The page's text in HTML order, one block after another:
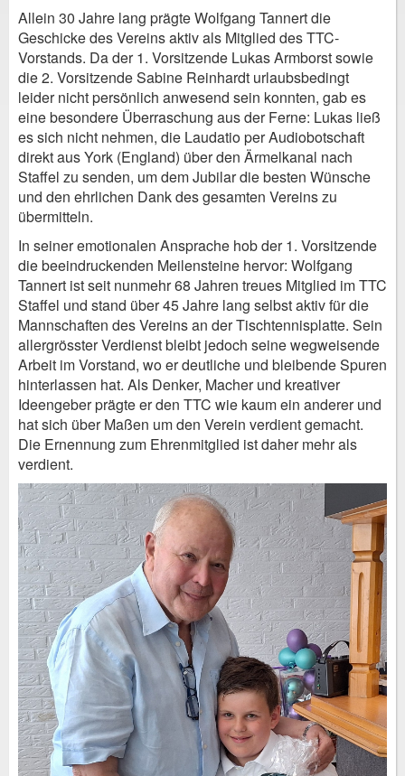
Allein 30 Jahre lang prägte Wolfgang Tannert die
Geschicke des Vereins aktiv als Mitglied des TTC-
Vorstands. Da der 1. Vorsitzende Lukas Armborst sowie
die 2. Vorsitzende Sabine Reinhardt urlaubsbedingt
leider nicht persönlich anwesend sein konnten, gab es
eine besondere Überraschung aus der Ferne: Lukas ließ
es sich nicht nehmen, die Laudatio per Audiobotschaft
direkt aus York (England) über den Ärmelkanal nach
Staffel zu senden, um dem Jubilar die besten Wünsche
und den ehrlichen Dank des gesamten Vereins zu
übermitteln.
In seiner emotionalen Ansprache hob der 1. Vorsitzende
die beeindruckenden Meilensteine hervor: Wolfgang
Tannert ist seit nunmehr 68 Jahren treues Mitglied im TTC
Staffel und stand über 45 Jahre lang selbst aktiv für die
Mannschaften des Vereins an der Tischtennisplatte. Sein
allergrösster Verdienst bleibt jedoch seine wegweisende
Arbeit im Vorstand, wo er deutliche und bleibende Spuren
hinterlassen hat. Als Denker, Macher und kreativer
Ideengeber prägte er den TTC wie kaum ein anderer und
hat sich über Maßen um den Verein verdient gemacht.
Die Ernennung zum Ehrenmitglied ist daher mehr als
verdient.